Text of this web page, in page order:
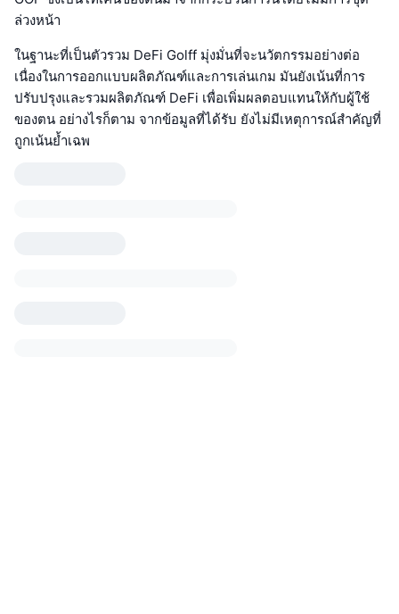
ล่วงหน้า
ในฐานะที่เป็นตัวรวม DeFi Golff มุ่งมั่นที่จะนวัตกรรมอย่างต่อ
เนื่องในการออกแบบผลิตภัณฑ์และการเล่นเกม มันยังเน้นที่การ
ปรับปรุงและรวมผลิตภัณฑ์ DeFi เพื่อเพิ่มผลตอบแทนให้กับผู้ใช้
ของตน อย่างไรก็ตาม จากข้อมูลที่ได้รับ ยังไม่มีเหตุการณ์สำคัญที่
ถูกเน้นย้ำเฉพ